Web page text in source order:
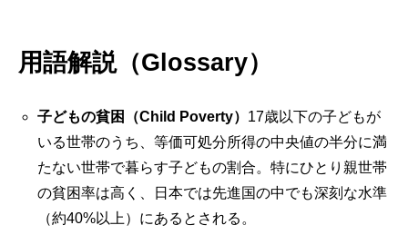
用語解説（Glossary）
子どもの貧困（Child Poverty） 17歳以下の子どもが
いる世帯のうち、等価可処分所得の中央値の半分に満
たない世帯で暮らす子どもの割合。特にひとり親世帯
の貧困率は高く、日本では先進国の中でも深刻な水準
（約40%以上）にあるとされる。